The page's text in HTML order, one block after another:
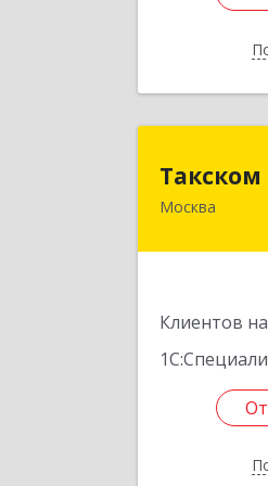
Такском
Москва
Клиентов
119034,